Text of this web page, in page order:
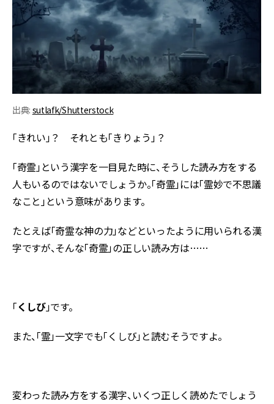
出典: sutlafk/Shutterstock
「きれい」？ それとも「きりょう」？
「奇霊」という漢字を一目見た時に、そうした読み方をする
人もいるのではないでしょうか。「奇霊」には「霊妙で不思議
なこと」という意味があります。
たとえば「奇霊な神の力」などといったように用いられる漢
字ですが、そんな「奇霊」の正しい読み方は……
「くしび」です。
また、「霊」一文字でも「くしび」と読むそうですよ。
変わった読み方をする漢字、いくつ正しく読めたでしょう